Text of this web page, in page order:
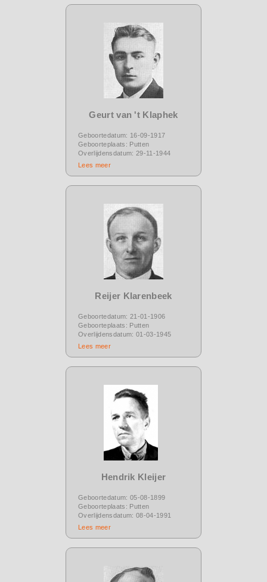
Geurt van 't Klaphek
Geboortedatum: 16-09-1917
Geboorteplaats: Putten
Overlijdensdatum: 29-11-1944
Lees meer
Reijer Klarenbeek
Geboortedatum: 21-01-1906
Geboorteplaats: Putten
Overlijdensdatum: 01-03-1945
Lees meer
Hendrik Kleijer
Geboortedatum: 05-08-1899
Geboorteplaats: Putten
Overlijdensdatum: 08-04-1991
Lees meer